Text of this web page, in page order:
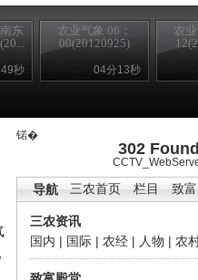
东
秒
农业气象 06：
00(20120925)
04分13秒
农
锘�
302 Found
三农首页 栏目 致富
导航
三农资讯
国内 | 国际 | 农经 | 人物 | 农